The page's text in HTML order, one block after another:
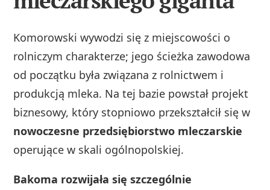
Komorowski wywodzi się z miejscowości o
rolniczym charakterze; jego ścieżka zawodowa
od początku była związana z rolnictwem i
produkcją mleka. Na tej bazie powstał projekt
biznesowy, który stopniowo przekształcił się w
nowoczesne przedsiębiorstwo mleczarskie
operujące w skali ogólnopolskiej.
Bakoma rozwijała się szczególnie